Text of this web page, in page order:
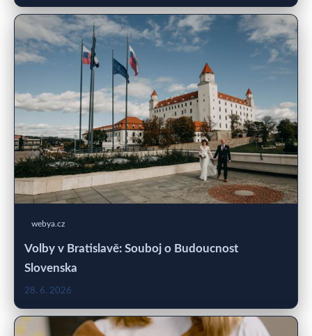
webya.cz
Volby v Bratislavě: Souboj o Budoucnost
Slovenska
28. 6. 2026